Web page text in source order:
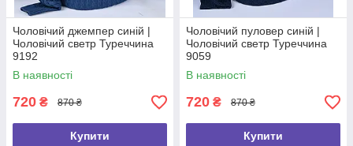
Чоловічий джемпер синій |
Чоловічий светр Туреччина
9192
В наявності
720 ₴ 870 ₴
Купити
Чоловічий пуловер синій |
Чоловічий светр Туреччина
9059
В наявності
720 ₴ 870 ₴
Купити